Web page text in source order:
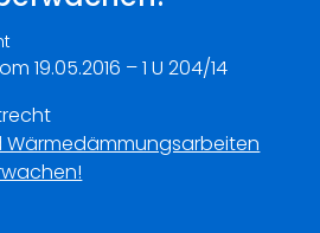
19.05.2016 – 1 U 204/14
Wärmedämmungsarbeiten